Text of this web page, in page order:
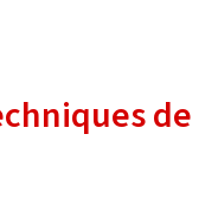
de